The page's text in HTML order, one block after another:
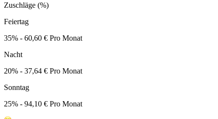
Zuschläge (%)
Feiertag
35% - 60,60 € Pro Monat
Nacht
20% - 37,64 € Pro Monat
Sonntag
25% - 94,10 € Pro Monat